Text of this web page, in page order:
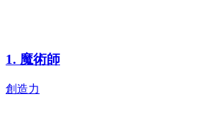
1. 魔術師
創造力